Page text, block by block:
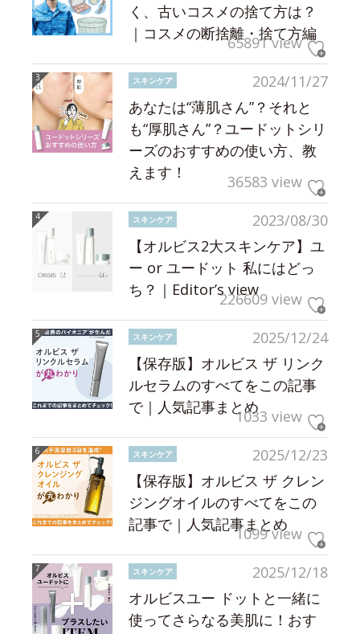
く、古いコスメの捨て方は？
｜コスメの断捨離・捨て方編
65891 view
2024/11/27
スキンケア
あなたは“薄肌さん”？それと
も“厚肌さん”？ユードットシリ
ーズのおすすめの使い方、教
えます！
36583 view
2023/08/30
スキンケア
【オルビス2大スキンケア】ユ
ー or ユードット 私にはどっ
ち？｜Editor’s view226609 view
2025/12/24
スキンケア
【保存版】オルビス ザ リンク
ルセラムのすべてをこの記事
で｜人気記事まとめ1033 view
2025/12/23
スキンケア
【保存版】オルビス ザ クレン
ジングオイルのすべてをこの
記事で｜人気記事まとめ
1099 view
2025/12/18
スキンケア
オルビスユー ドットと一緒に
使ってさらなる美肌に！おす